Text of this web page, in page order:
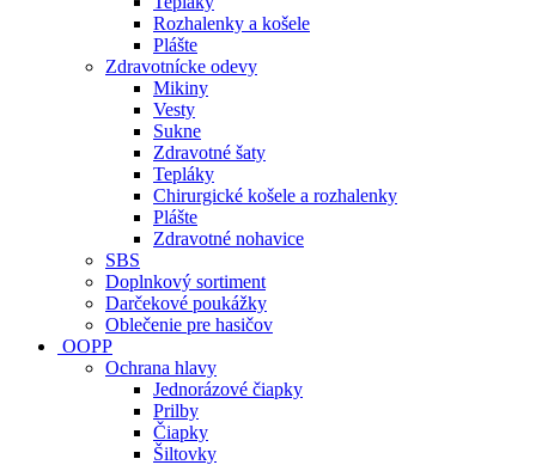
Rozhalenky a košele
Plášte
Zdravotnícke odevy
Mikiny
Vesty
Sukne
Zdravotné šaty
Tepláky
Chirurgické košele a rozhalenky
Plášte
Zdravotné nohavice
SBS
Doplnkový sortiment
Darčekové poukážky
Oblečenie pre hasičov
OOPP
Ochrana hlavy
Jednorázové čiapky
Prilby
Čiapky
Šiltovky